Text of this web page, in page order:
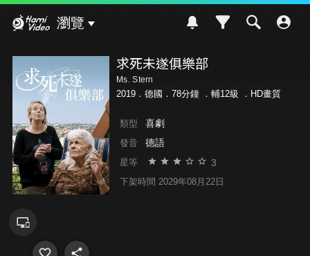
瀏覽
求死未遂俱樂部
Ms. Stern
2019．德國．78分鐘 ． 輔12級 ．HD畫質
類型 喜劇
發音 德語
星等 3
下架時間 2029年08月22日